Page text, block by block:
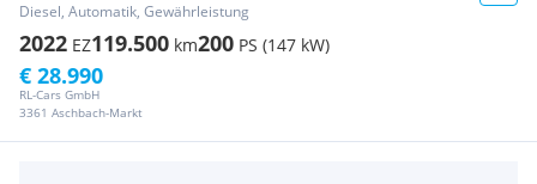
Diesel, Automatik, Gewährleistung
2022 EZ119.500 km200 PS (147 kW)
RL-Cars GmbH
3361 Aschbach-Markt
€ 28.990